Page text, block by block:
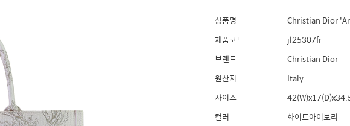
상품명
Christian Dior
제품코드
jl25307fr
브랜드
Christian Dior
원산지
Italy
사이즈
컬러
화이트아이보리